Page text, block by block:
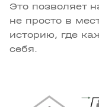
Это позволяет
не просто в
историю, где
себя.